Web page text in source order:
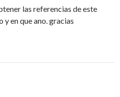
las referencias de este
en que ano. gracias